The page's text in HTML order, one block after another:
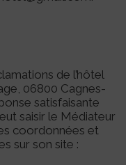
de l’hôtel
06800 Cagnes-
satisfaisante
saisir le Médiateur
coordonnées et
sur son site :